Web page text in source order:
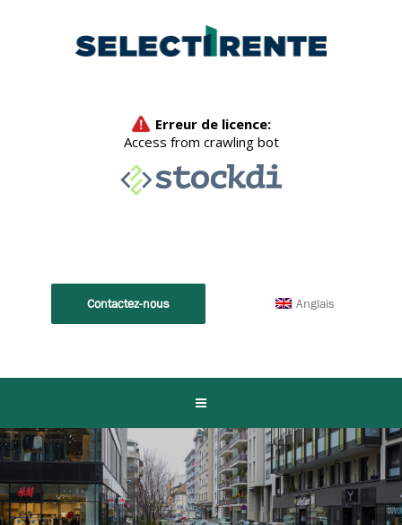
Contactez-nous Anglais